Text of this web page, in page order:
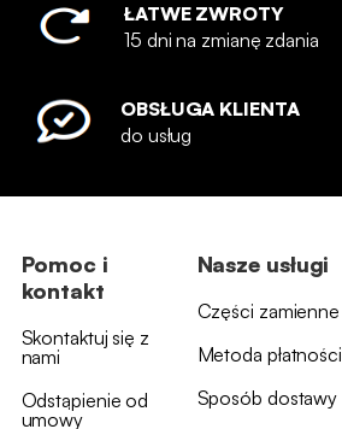
ŁATWE ZWROTY
15 dni na zmianę zdania
OBSŁUGA KLIENTA
do usług
Pomoc i
kontakt
Skontaktuj się z
nami
Odstąpienie od
umowy
Nasze usługi
Części zamienne
Metoda płatności
Sposób dostawy